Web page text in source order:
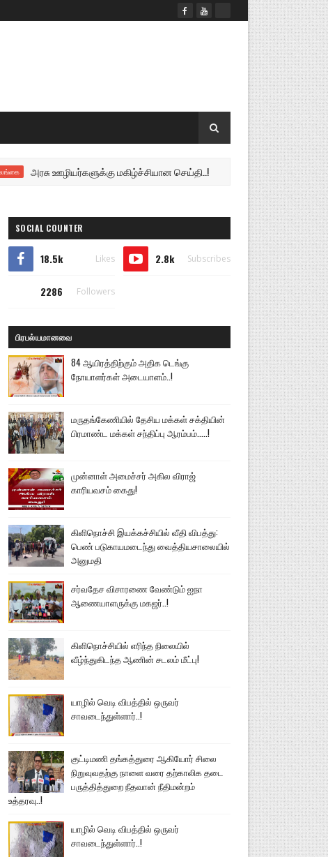
அரசு ஊழியர்களுக்கு மகிழ்ச்சியான செய்தி..! இலங்கை வடமராட்சி
SOCIAL COUNTER
18.5k Likes 2.8k Subscribes
2286 Followers
பிரபல்யமானவை
84 ஆயிரத்திற்கும் அதிக டெங்கு
நோயாளர்கள் அடையாளம்..!
மருதங்கேணியில் தேசிய மக்கள் சக்தியின்
பிரமாண்ட மக்கள் சந்திப்பு ஆரம்பம்.....!
முன்னாள் அமைச்சர் அகில விராஜ்
காரியவசம் கைது!
கிளிநொச்சி இயக்கச்சியில் வீதி விபத்து:
பெண் படுகாயமடைந்து வைத்தியசாலையில்
அனுமதி
சர்வதேச விசாரணை வேண்டும் ஐநா
ஆணையாளருக்கு மகஜர்..!
கிளிநொச்சியில் எரிந்த நிலையில்
வீழ்ந்துகிடந்த ஆணின் சடலம் மீட்பு!
யாழில் வெடி விபத்தில் ஒருவர்
சாவடைந்துள்ளார்..!
குட்டிமணி தங்கத்துரை ஆகியோர் சிலை
நிறுவுவதற்கு நாளை வரை தற்காலிக தடை
பருத்தித்துறை நீதவான் நீதிமன்றம்
உத்தரவு..!
யாழில் வெடி விபத்தில் ஒருவர்
சாவடைந்துள்ளார்..!